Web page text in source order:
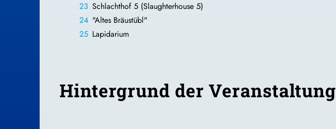
Schlachthof 5 (Slaughterhouse 5)
"Altes Bräustübl"
Lapidarium
Hintergrund der Veranstaltung